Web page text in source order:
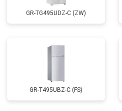
GR-TG495UDZ-C (ZW)
GR-T495UBZ-C (FS)